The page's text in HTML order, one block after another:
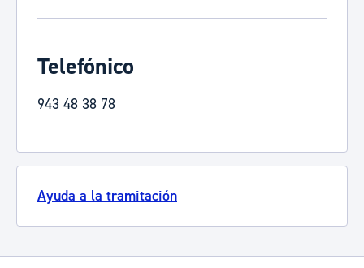
Telefónico
943 48 38 78
Ayuda a la tramitación